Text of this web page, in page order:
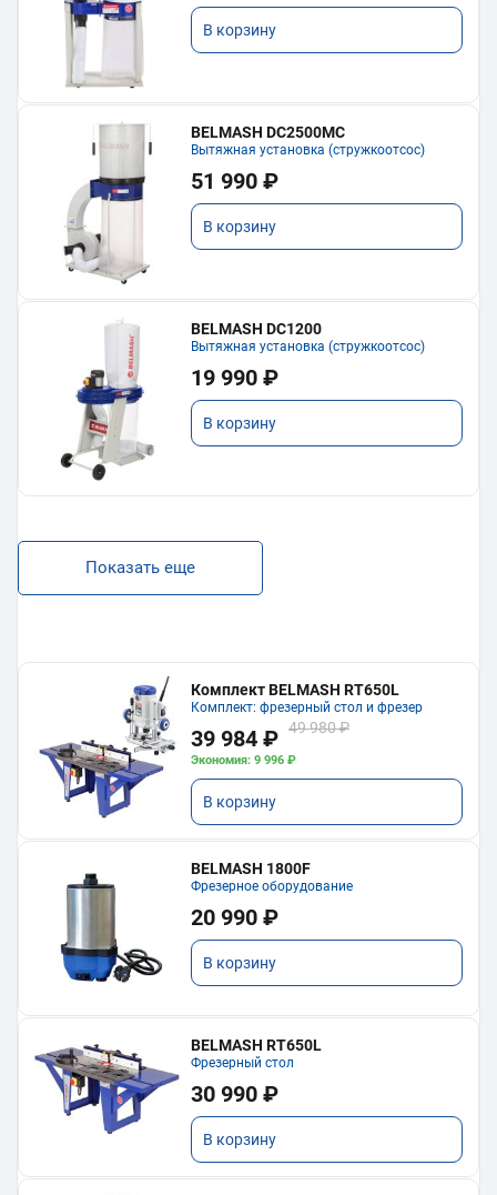
В корзину
BELMASH DC2500MC
Вытяжная установка (стружкоотсос)
51 990 ₽
В корзину
BELMASH DC1200
Вытяжная установка (стружкоотсос)
19 990 ₽
В корзину
Показать еще
Комплект BELMASH RT650L
Комплект: фрезерный стол и фрезер
39 984 ₽ 49 980 ₽
Экономия: 9 996 ₽
В корзину
BELMASH 1800F
Фрезерное оборудование
20 990 ₽
В корзину
BELMASH RT650L
Фрезерный стол
30 990 ₽
В корзину